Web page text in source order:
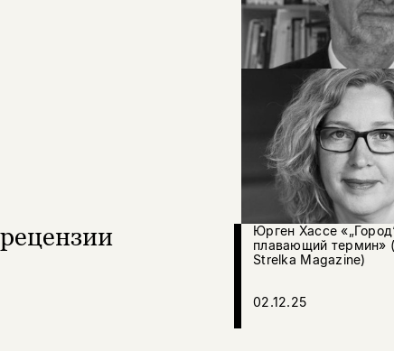
рецензии
Юрген Хассе
плавающий термин»
Strelka Magazine)
02.12.25